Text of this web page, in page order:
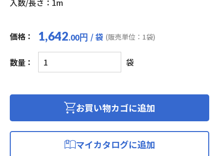
価格： 1,642.00円 / 袋 (販売単位：1袋)
数量：
フ
ラ
ト
袋
お買い物カゴに追加
マイカタログに追加